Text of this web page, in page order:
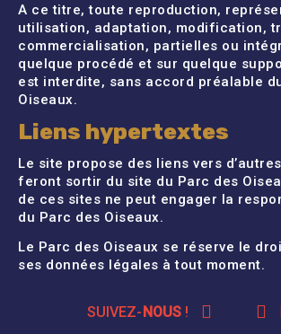
A ce titre, toute reproduction,
utilisation, adaptation, modification,
commercialisation, partielles ou
quelque procédé et sur quelque
est interdite, sans accord préalable
Oiseaux.
Liens hypertextes
Le site propose des liens vers
feront sortir du site du Parc des
de ces sites ne peut engager la
du Parc des Oiseaux.
Le Parc des Oiseaux se réserve le
ses données légales à tout moment.
SUIVEZ-NOUS!